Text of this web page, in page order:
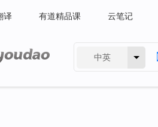
译 有道精品课 云笔记
中英